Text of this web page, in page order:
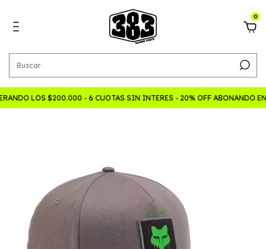
0
LOS $200.000 - 6 CUOTAS SIN INTERES - 20% OFF ABONANDO EN